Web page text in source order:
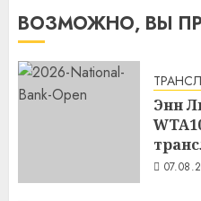
ВОЗМОЖНО, ВЫ
Энн